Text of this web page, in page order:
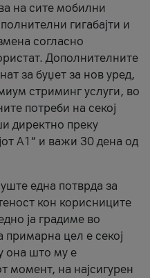
на сите мобилни
гигабајти и
согласно
Дополнителните
за буџет за нов уред,
стриминг услуги, во
потреби на секој
директно преку
А1“ и важи 30 дена од
една потврда за
кон корисниците
ја градиме во
цел е секој
она што му е
момент, на најсигурен